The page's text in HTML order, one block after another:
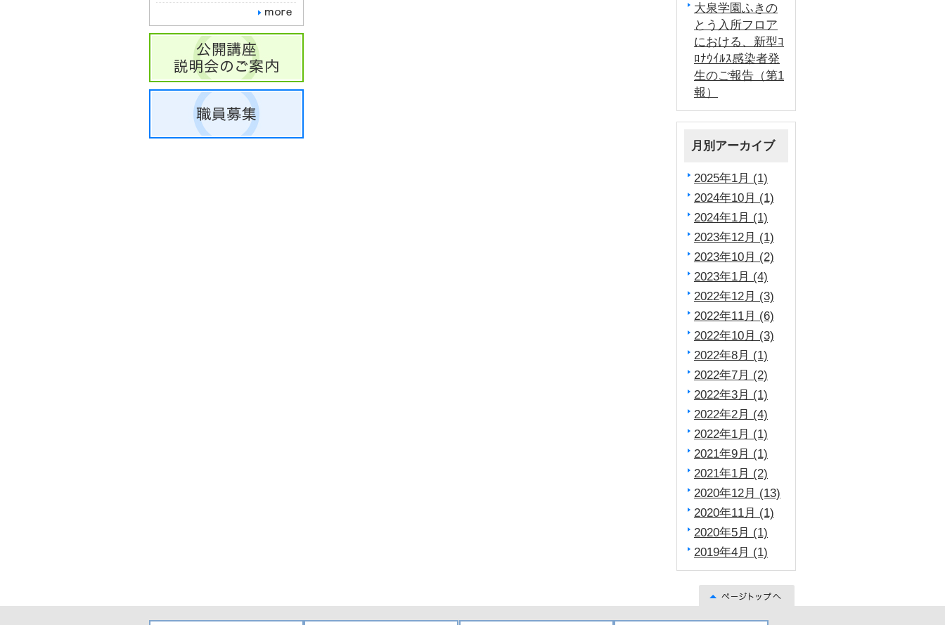
大泉学園ふきの
とう入所フロア
における、新型ｺ
ﾛﾅｳｲﾙｽ感染者発
生のご報告（第1
報）
月別アーカイブ
2025年1月 (1)
2024年10月 (1)
2024年1月 (1)
2023年12月 (1)
2023年10月 (2)
2023年1月 (4)
2022年12月 (3)
2022年11月 (6)
2022年10月 (3)
2022年8月 (1)
2022年7月 (2)
2022年3月 (1)
2022年2月 (4)
2022年1月 (1)
2021年9月 (1)
2021年1月 (2)
2020年12月 (13)
2020年11月 (1)
2020年5月 (1)
2019年4月 (1)